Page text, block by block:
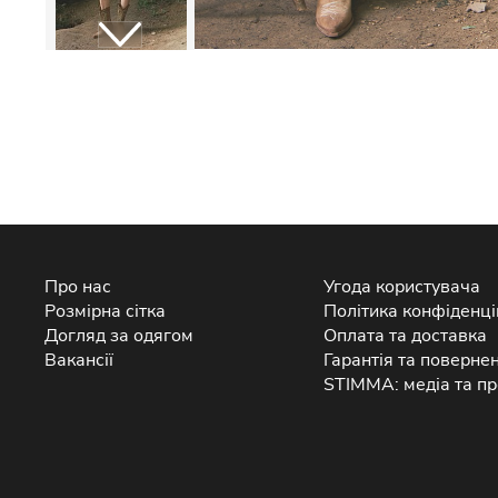
Про нас
Розмірна сітка
Догляд за одягом
Вакансії
Угода користувача
Політика
Оплата та доставка
Гарантія та
STIMMA: медіа та